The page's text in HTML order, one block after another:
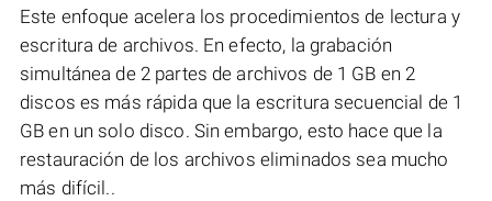
Este enfoque acelera los procedimientos de lectura y
escritura de archivos. En efecto, la grabación
simultánea de 2 partes de archivos de 1 GB en 2
discos es más rápida que la escritura secuencial de 1
GB en un solo disco. Sin embargo, esto hace que la
restauración de los archivos eliminados sea mucho
más difícil..